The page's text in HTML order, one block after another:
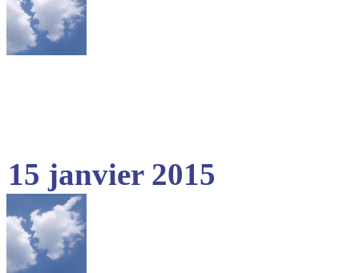
15 janvier 2015